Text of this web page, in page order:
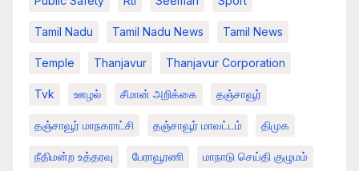
Tamil Nadu Tamil Nadu News Tamil News
Temple Thanjavur Thanjavur Corporation
Tvk ஊழல் சீமான் அறிக்கை தஞ்சாவூர்
தஞ்சாவூர் மாநகராட்சி தஞ்சாவூர் மாவட்டம் திமுக
நீதிமன்ற உத்தரவு பேராவூரணி மாநாடு செய்தி குழுமம்